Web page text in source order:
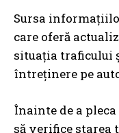
Sursa
care oferă
situația traficului
întreținere pe
Înainte de a
să verifice starea